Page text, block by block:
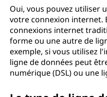
n
Oui, vous pouvez utiliser
votre connexion internet.
connexions internet
forme ou une autre de
exemple, si vous utilisez
ligne de données peut
numérique (DSL) ou une